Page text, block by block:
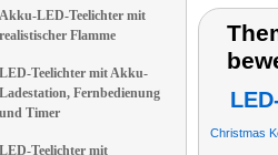
Akku-LED-Teelichter mit
realistischer Flamme
LED-Teelichter mit Akku-
Ladestation, Fernbedienung
und Timer
LED-Teelichter mit
Christmas